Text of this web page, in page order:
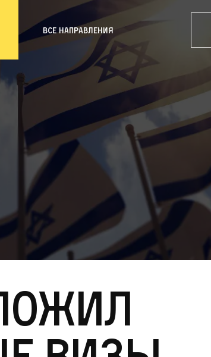
Все направления